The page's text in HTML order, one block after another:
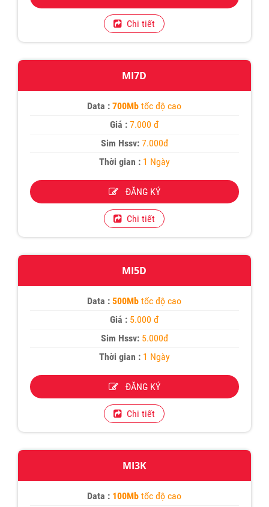
Chi tiết
MI7D
Data : 700Mbtốc độ cao
Giá :7.000 đ
Sim Hssv:7.000đ
Thời gian :1 Ngày
ĐĂNG KÝ
Chi tiết
MI5D
Data : 500Mbtốc độ cao
Giá : 5.000 đ
Sim Hssv:5.000đ
Thời gian :1 Ngày
ĐĂNG KÝ
Chi tiết
MI3K
Data : 100Mbtốc độ cao